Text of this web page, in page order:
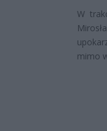
W
mimo